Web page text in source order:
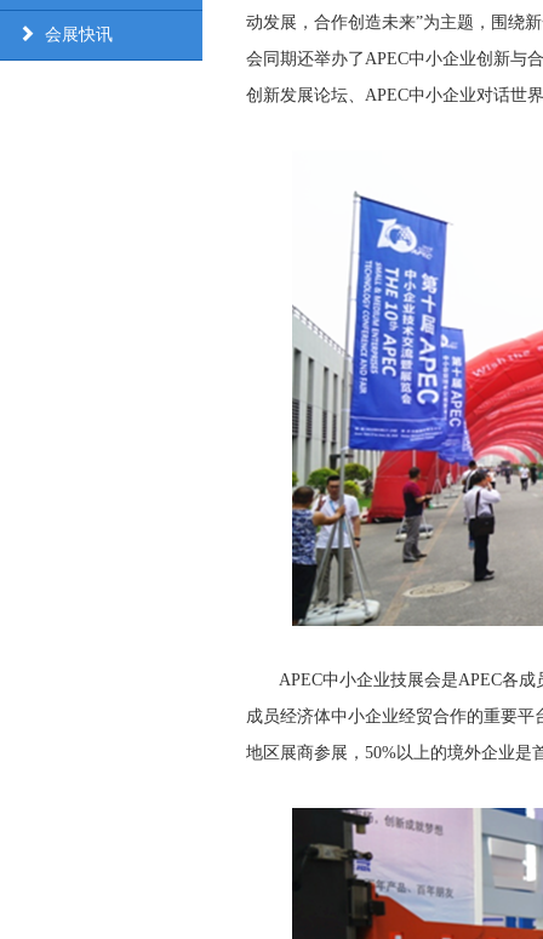
会展快讯
动发展，合作创造未来”为主题，围绕
会同期还举办了APEC中小企业创新与
创新发展论坛、APEC中小企业对话世
APEC中小企业技展会是APEC各成
成员经济体中小企业经贸合作的重要平
地区展商参展，50%以上的境外企业